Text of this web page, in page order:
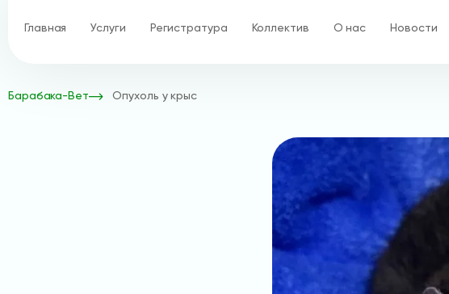
Главная Услуги Регистратура Коллектив О нас Новости
Барабака-Вет Опухоль у крыс